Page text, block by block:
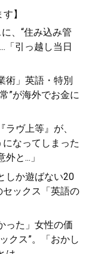
】
、“住み込み管
「引っ越し当日
術」英語・特別
”が海外でお金に
ヴ上等』が、
になってしまった
と...」
しか遊ばない20
セックス「英語の
った」女性の価
クス”。「おかし